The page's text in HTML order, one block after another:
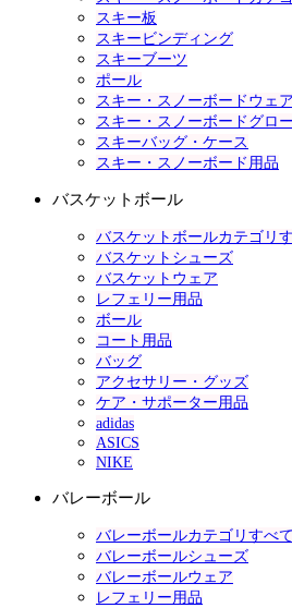
スキー板
スキービンディング
スキーブーツ
ポール
スキー・スノーボードウェア
スキー・スノーボードグロ
スキーバッグ・ケース
スキー・スノーボード用品
バスケットボール
バスケットボールカテゴリ
バスケットシューズ
バスケットウェア
レフェリー用品
ボール
コート用品
バッグ
アクセサリー・グッズ
ケア・サポーター用品
adidas
ASICS
NIKE
バレーボール
バレーボールカテゴリすべて
バレーボールシューズ
バレーボールウェア
レフェリー用品